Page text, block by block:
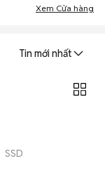
Xem Cửa hàng
Tin mới nhất
SSD